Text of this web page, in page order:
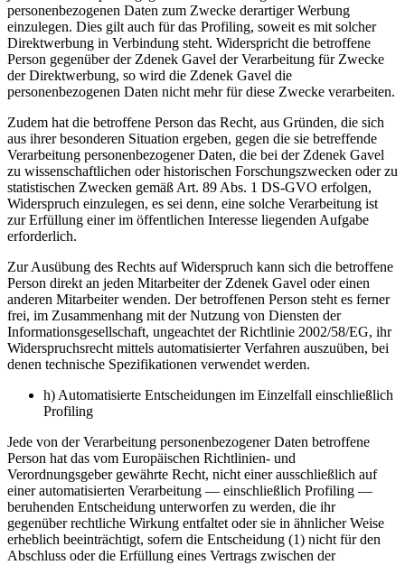
personenbezogenen Daten zum Zwecke derartiger Werbung
einzulegen. Dies gilt auch für das Profiling, soweit es mit solcher
Direktwerbung in Verbindung steht. Widerspricht die betroffene
Person gegenüber der Zdenek Gavel der Verarbeitung für Zwecke
der Direktwerbung, so wird die Zdenek Gavel die
personenbezogenen Daten nicht mehr für diese Zwecke verarbeiten.
Zudem hat die betroffene Person das Recht, aus Gründen, die sich
aus ihrer besonderen Situation ergeben, gegen die sie betreffende
Verarbeitung personenbezogener Daten, die bei der Zdenek Gavel
zu wissenschaftlichen oder historischen Forschungszwecken oder zu
statistischen Zwecken gemäß Art. 89 Abs. 1 DS-GVO erfolgen,
Widerspruch einzulegen, es sei denn, eine solche Verarbeitung ist
zur Erfüllung einer im öffentlichen Interesse liegenden Aufgabe
erforderlich.
Zur Ausübung des Rechts auf Widerspruch kann sich die betroffene
Person direkt an jeden Mitarbeiter der Zdenek Gavel oder einen
anderen Mitarbeiter wenden. Der betroffenen Person steht es ferner
frei, im Zusammenhang mit der Nutzung von Diensten der
Informationsgesellschaft, ungeachtet der Richtlinie 2002/58/EG, ihr
Widerspruchsrecht mittels automatisierter Verfahren auszuüben, bei
denen technische Spezifikationen verwendet werden.
h) Automatisierte Entscheidungen im Einzelfall einschließlich
Profiling
Jede von der Verarbeitung personenbezogener Daten betroffene
Person hat das vom Europäischen Richtlinien- und
Verordnungsgeber gewährte Recht, nicht einer ausschließlich auf
einer automatisierten Verarbeitung — einschließlich Profiling —
beruhenden Entscheidung unterworfen zu werden, die ihr
gegenüber rechtliche Wirkung entfaltet oder sie in ähnlicher Weise
erheblich beeinträchtigt, sofern die Entscheidung (1) nicht für den
Abschluss oder die Erfüllung eines Vertrags zwischen der